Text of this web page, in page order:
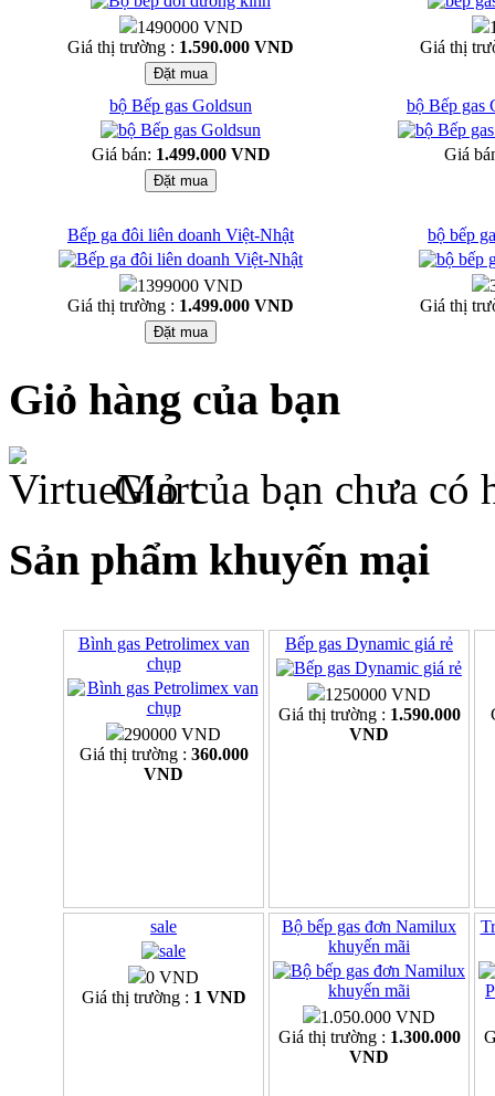
1490000 VND
Giá thị trường : 1.590.000 VND
Giá thị
bộ Bếp gas Goldsun
Giá bán: 1.499.000 VND
bộ Bếp gas
Giá
Bếp ga đôi liên doanh Việt-Nhật
1399000 VND
Giá thị trường : 1.499.000 VND
bộ bếp
Giá thị
Giỏ hàng của bạn
Giỏ của bạn chưa có
Sản phẩm khuyến mại
Bình gas Petrolimex van
chụp
290000 VND
Giá thị trường : 360.000
VND
Bếp gas Dynamic giá rẻ
1250000 VND
Giá thị trường : 1.590.000
VND
sale
0 VND
Giá thị trường : 1 VND
Bộ bếp gas đơn Namilux
khuyến mãi
1.050.000 VND
Giá thị trường : 1.300.000
VND